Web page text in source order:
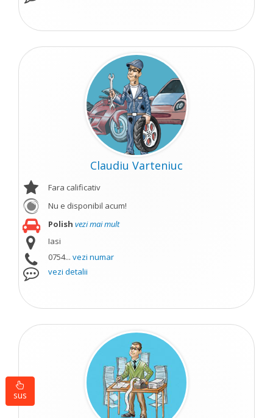
Claudiu Varteniuc
Fara calificativ
Nu e disponibil acum!
Polish vezi mai mult
Iasi
0754... vezi numar
vezi detalii
sus